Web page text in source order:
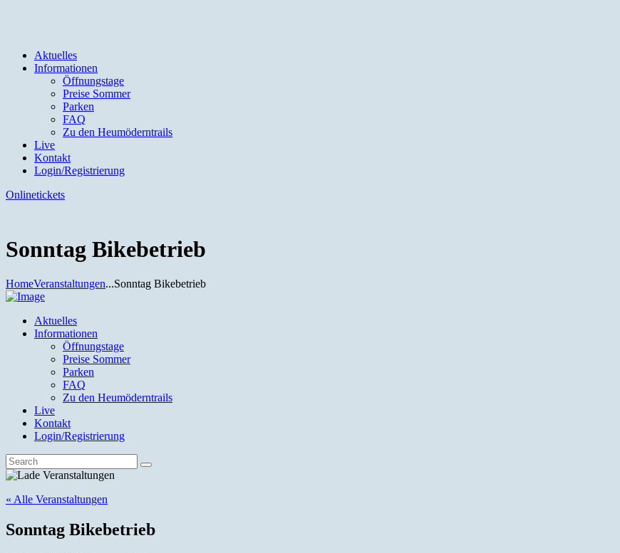
Aktuelles
Informationen
Öffnungstage
Preise Sommer
Parken
FAQ
Zu den Heumöderntrails
Live
Kontakt
Login/Registrierung
Onlinetickets
Sonntag Bikebetrieb
HomeVeranstaltungen...Sonntag Bikebetrieb
Aktuelles
Informationen
Öffnungstage
Preise Sommer
Parken
FAQ
Zu den Heumöderntrails
Live
Kontakt
Login/Registrierung
« Alle Veranstaltungen
Sonntag Bikebetrieb